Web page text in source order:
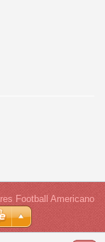
Football Americano